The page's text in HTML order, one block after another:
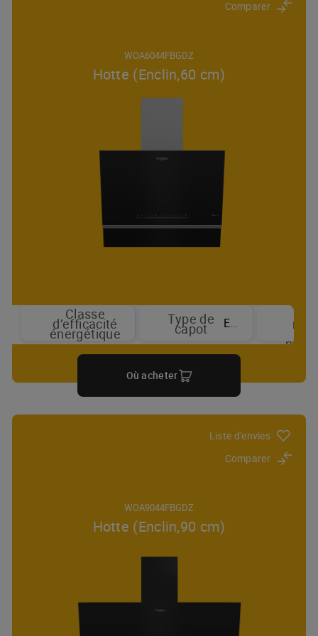
Comparer
WOA6044FBGDZ
Hotte (Enclin,60 cm)
Classe
d’efficacité
énergétique
Type de
capot Enclin
Où acheter
Liste d'envies
Comparer
WOA9044FBGDZ
Hotte (Enclin,90 cm)